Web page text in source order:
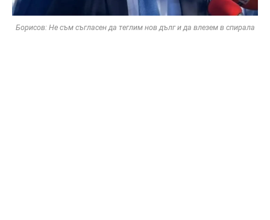
Борисов: Не съм съгласен да теглим нов дълг и да влезем в спирала